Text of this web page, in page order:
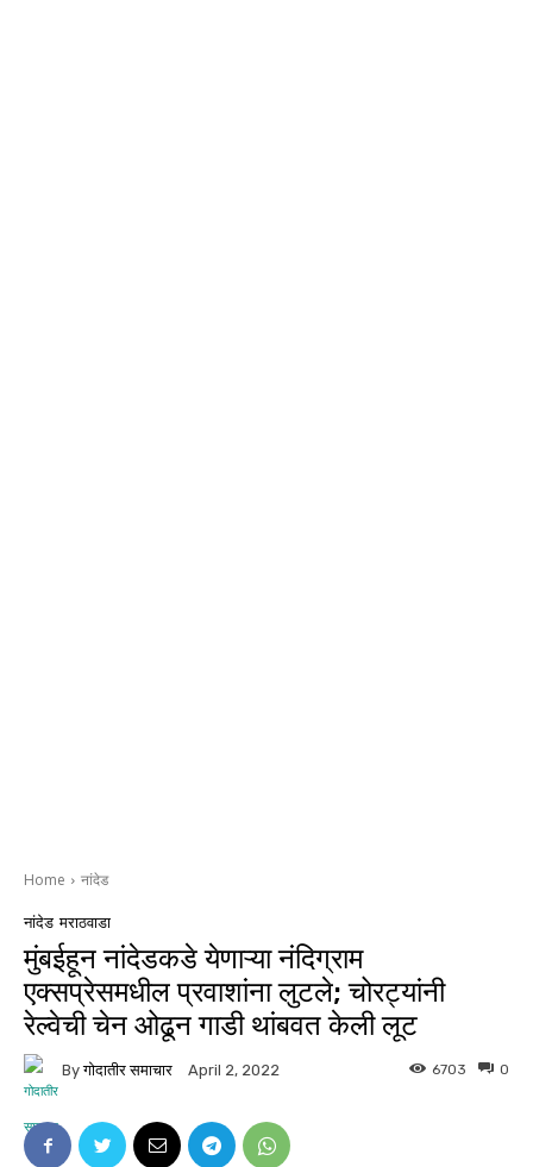
Home नांदेड
नांदेड मराठवाडा
मुंबईहून नांदेडकडे येणाऱ्या नंदिग्राम
एक्सप्रेसमधील प्रवाशांना लुटले; चोरट्यांनी
रेल्वेची चेन ओढून गाडी थांबवत केली लूट
By गोदातीर समाचार April 2, 2022 0
6703